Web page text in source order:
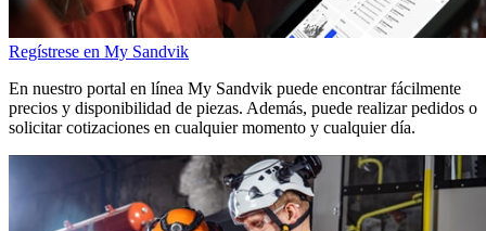
Regístrese en My Sandvik
En nuestro portal en línea My Sandvik puede encontrar fácilmente
precios y disponibilidad de piezas. Además, puede realizar pedidos o
solicitar cotizaciones en cualquier momento y cualquier día.